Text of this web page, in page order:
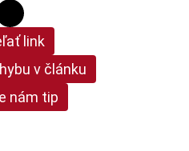
link
v článku
nám tip